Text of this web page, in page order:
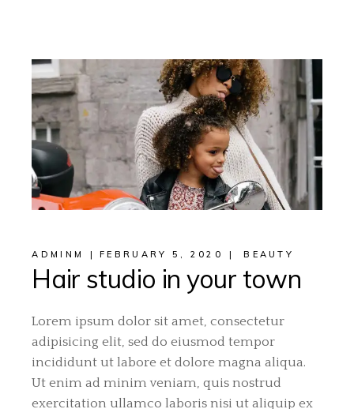
ADMINM FEBRUARY 5, 2020 BEAUTY
Hair studio in your town
Lorem ipsum dolor sit amet, consectetur
adipisicing elit, sed do eiusmod tempor
incididunt ut labore et dolore magna aliqua.
Ut enim ad minim veniam, quis nostrud
exercitation ullamco laboris nisi ut aliquip ex